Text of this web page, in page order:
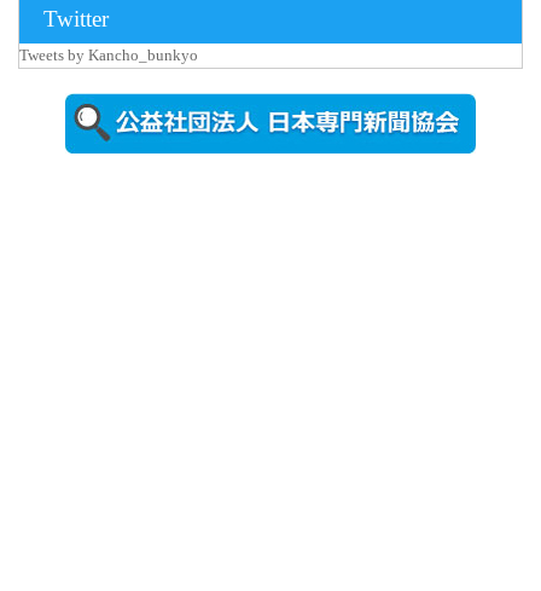
ォトスポッ
ト （8...
Twitter
Tweets by Kancho_bunkyo